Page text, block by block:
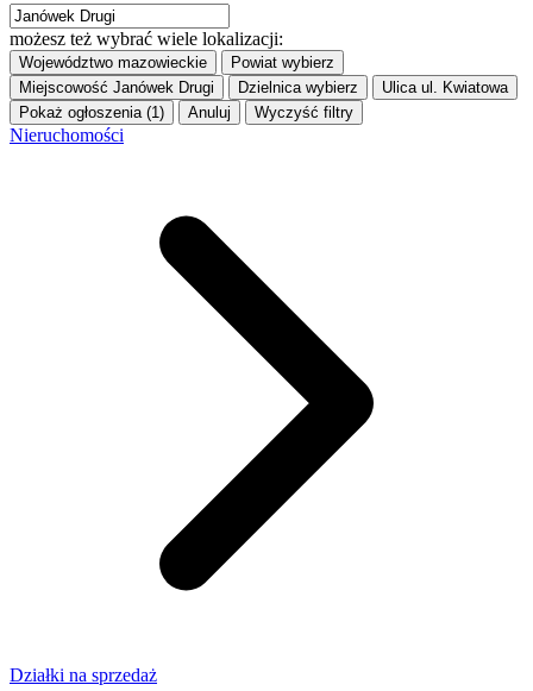
możesz też wybrać wiele lokalizacji:
Województwo mazowieckie Powiat wybierz
Miejscowość Janówek Drugi Dzielnica wybierz Ulica ul. Kwiatowa
Pokaż ogłoszenia (1)
Anuluj Wyczyść filtry
Nieruchomości
Działki na sprzedaż